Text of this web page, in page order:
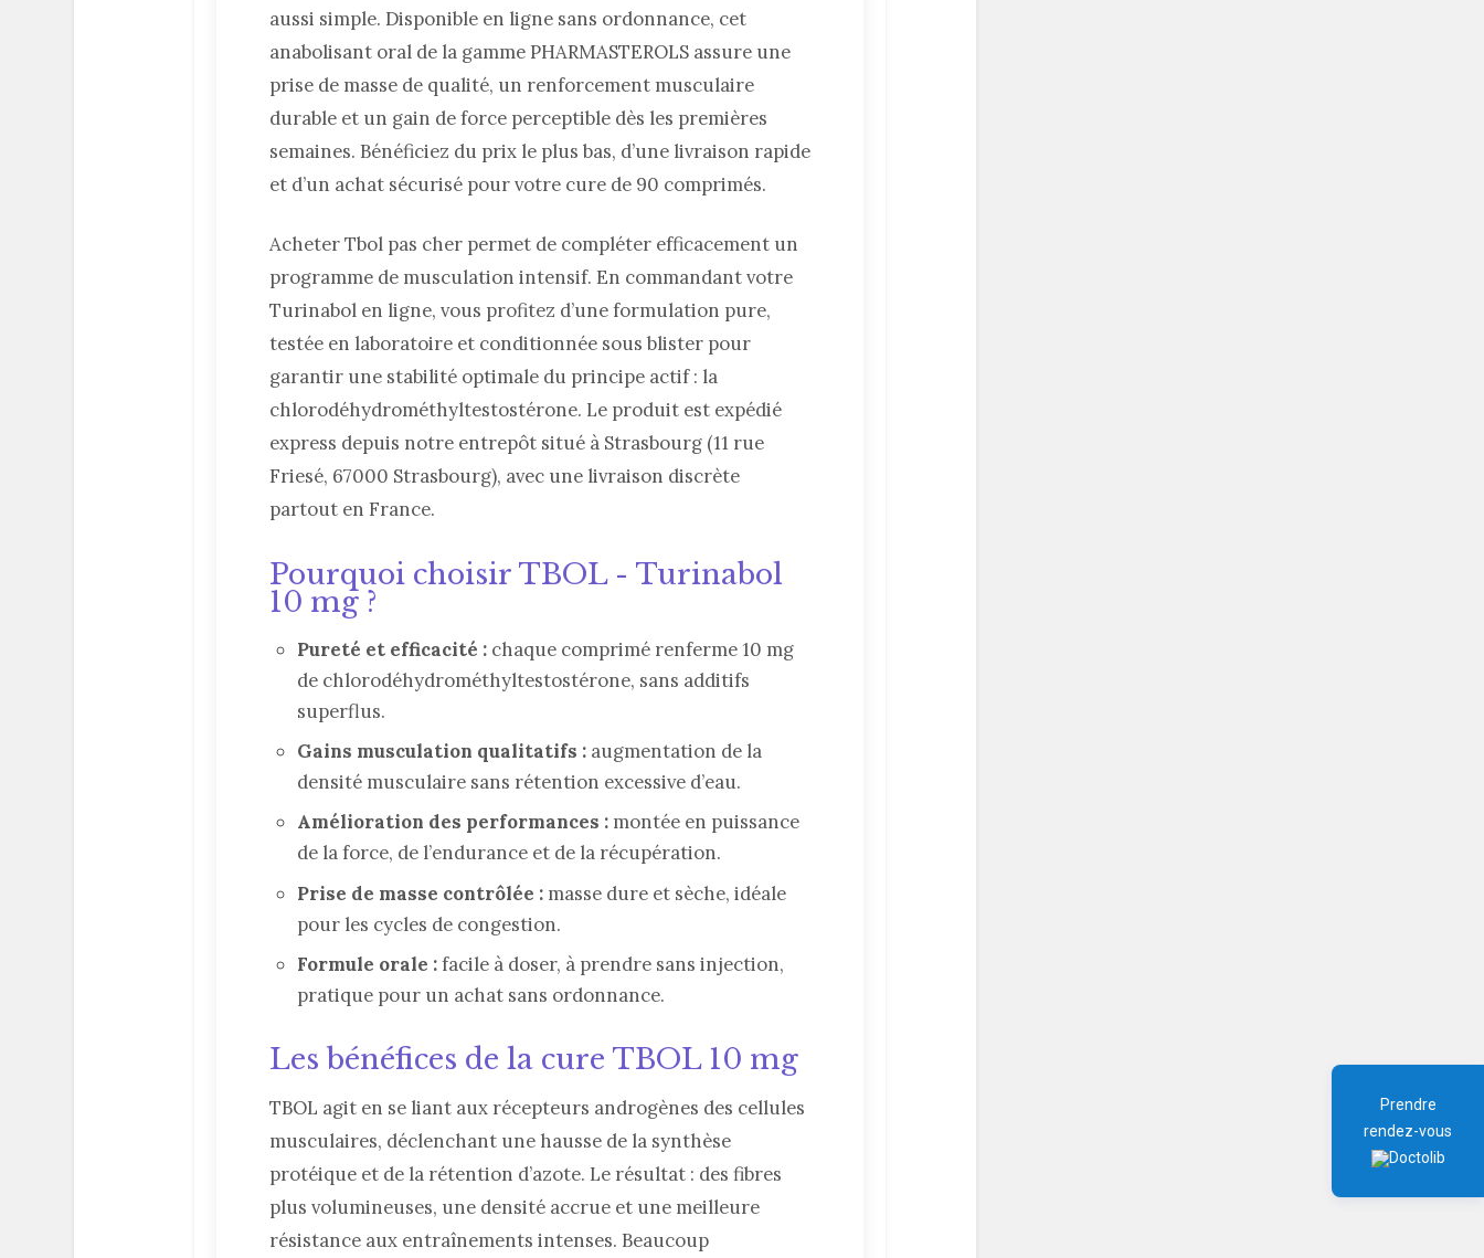
aussi simple. Disponible en ligne sans ordonnance, cet
anabolisant oral de la gamme PHARMASTEROLS assure une
prise de masse de qualité, un renforcement musculaire
durable et un gain de force perceptible dès les premières
semaines. Bénéficiez du prix le plus bas, d’une livraison rapide
et d’un achat sécurisé pour votre cure de 90 comprimés.
Acheter Tbol pas cher permet de compléter efficacement un
programme de musculation intensif. En commandant votre
Turinabol en ligne, vous profitez d’une formulation pure,
testée en laboratoire et conditionnée sous blister pour
garantir une stabilité optimale du principe actif : la
chlorodéhydrométhyltestostérone. Le produit est expédié
express depuis notre entrepôt situé à Strasbourg (11 rue
Friesé, 67000 Strasbourg), avec une livraison discrète
partout en France.
Pourquoi choisir TBOL - Turinabol
10 mg ?
Pureté et efficacité : chaque comprimé renferme 10 mg
de chlorodéhydrométhyltestostérone, sans additifs
superflus.
Gains musculation qualitatifs : augmentation de la
densité musculaire sans rétention excessive d’eau.
Amélioration des performances : montée en puissance
de la force, de l’endurance et de la récupération.
Prise de masse contrôlée : masse dure et sèche, idéale
pour les cycles de congestion.
Formule orale :facile à doser, à prendre sans injection,
pratique pour un achat sans ordonnance.
Les bénéfices de la cure TBOL 10 mg
TBOL agit en se liant aux récepteurs androgènes des cellules
musculaires, déclenchant une hausse de la synthèse
protéique et de la rétention d’azote. Le résultat : des fibres
plus volumineuses, une densité accrue et une meilleure
résistance aux entraînements intenses. Beaucoup
Prendre
rendez-vous